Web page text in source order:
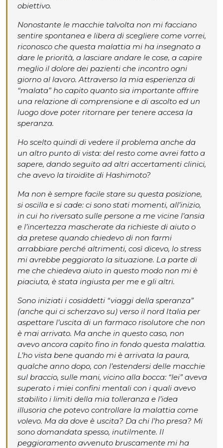
obiettivo.
Nonostante le macchie talvolta non mi facciano
sentire spontanea e libera di scegliere come vorrei,
riconosco che questa malattia mi ha insegnato a
dare le priorità, a lasciare andare le cose, a capire
meglio il dolore dei pazienti che incontro ogni
giorno al lavoro. Attraverso la mia esperienza di
“malata” ho capito quanto sia importante offrire
una relazione di comprensione e di ascolto ed un
luogo dove poter ritornare per tenere accesa la
speranza.
Ho scelto quindi di vedere il problema anche da
un altro punto di vista: del resto come avrei fatto a
sapere, dando seguito ad altri accertamenti clinici,
che avevo la tiroidite di Hashimoto?
Ma non è sempre facile stare su questa posizione,
si oscilla e si cade: ci sono stati momenti, all’inizio,
in cui ho riversato sulle persone a me vicine l’ansia
e l’incertezza mascherate da richieste di aiuto o
da pretese quando chiedevo di non farmi
arrabbiare perché altrimenti, così dicevo, lo stress
mi avrebbe peggiorato la situazione. La parte di
me che chiedeva aiuto in questo modo non mi è
piaciuta, è stata ingiusta per me e gli altri.
Sono iniziati i cosiddetti “viaggi della speranza”
(anche qui ci scherzavo su) verso il nord Italia per
aspettare l’uscita di un farmaco risolutore che non
è mai arrivato. Ma anche in questo caso, non
avevo ancora capito fino in fondo questa malattia.
L’ho vista bene quando mi è arrivata la paura,
qualche anno dopo, con l’estendersi delle macchie
sul braccio, sulle mani, vicino alla bocca: “lei” aveva
superato i miei confini mentali con i quali avevo
stabilito i limiti della mia tolleranza e l’idea
illusoria che potevo controllare la malattia come
volevo. Ma da dove è uscita? Da chi l’ho presa? Mi
sono domandata spesso, inutilmente. Il
peggioramento avvenuto bruscamente mi ha